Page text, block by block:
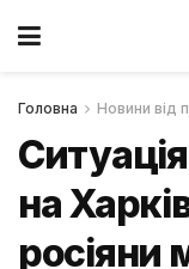
Головна Новини від
на
росіяни